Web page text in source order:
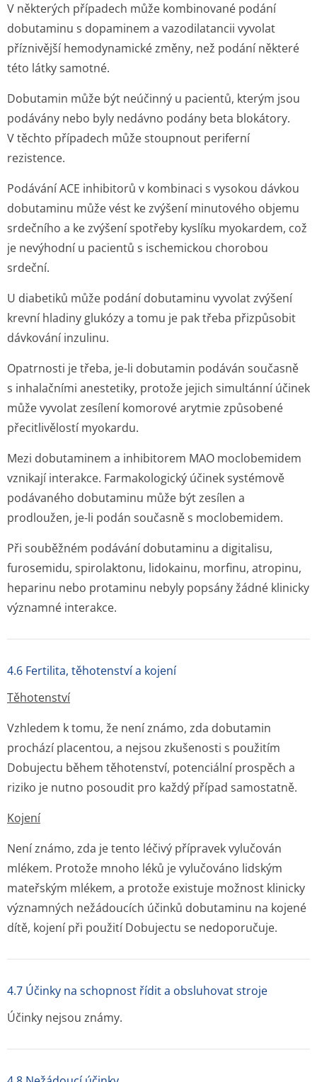
V některých případech může kombinované podání
dobutaminu s dopaminem a vazodilatancii vyvolat
příznivější hemodynamické změny, než podání některé
této látky samotné.
Dobutamin může být neúčinný u pacientů, kterým jsou
podávány nebo byly nedávno podány beta blokátory.
V těchto případech může stoupnout periferní
rezistence.
Podávání ACE inhibitorů v kombinaci s vysokou dávkou
dobutaminu může vést ke zvýšení minutového objemu
srdečního a ke zvýšení spotřeby kyslíku myokardem, což
je nevýhodní u pacientů s ischemickou chorobou
srdeční.
U diabetiků může podání dobutaminu vyvolat zvýšení
krevní hladiny glukózy a tomu je pak třeba přizpůsobit
dávkování inzulinu.
Opatrnosti je třeba, je-li dobutamin podáván současně
s inhalačními anestetiky, protože jejich simultánní účinek
může vyvolat zesílení komorové arytmie způsobené
přecitlivělostí myokardu.
Mezi dobutaminem a inhibitorem MAO moclobemidem
vznikají interakce. Farmakologický účinek systémově
podávaného dobutaminu může být zesílen a
prodloužen, je-li podán současně s moclobemidem.
Při souběžném podávání dobutaminu a digitalisu,
furosemidu, spirolaktonu, lidokainu, morfinu, atropinu,
heparinu nebo protaminu nebyly popsány žádné klinicky
významné interakce.
4.6 Fertilita, těhotenství a kojení
Těhotenství
Vzhledem k tomu, že není známo, zda dobutamin
prochází placentou, a nejsou zkušenosti s použitím
Dobujectu během těhotenství, potenciální prospěch a
riziko je nutno posoudit pro každý případ samostatně.
Kojení
Není známo, zda je tento léčivý přípravek vylučován
mlékem. Protože mnoho léků je vylučováno lidským
mateřským mlékem, a protože existuje možnost klinicky
významných nežádoucích účinků dobutaminu na kojené
dítě, kojení při použití Dobujectu se nedoporučuje.
4.7 Účinky na schopnost řídit a obsluhovat stroje
Účinky nejsou známy.